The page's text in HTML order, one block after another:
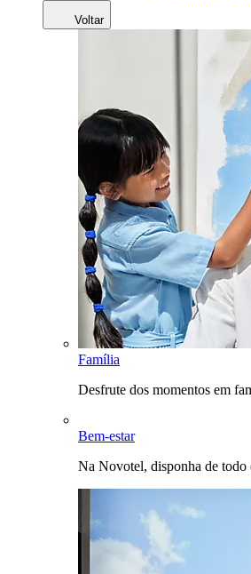
Voltar
Família
Desfrute dos momentos em
Bem-estar
Na Novotel, disponha de todo